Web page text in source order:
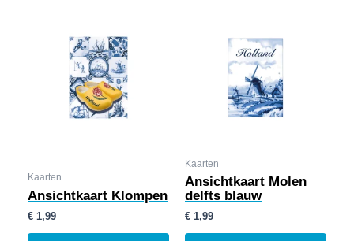
Kaarten
Ansichtkaart Klompen
€ 1,99
Kaarten
Ansichtkaart Molen
delfts blauw
€ 1,99